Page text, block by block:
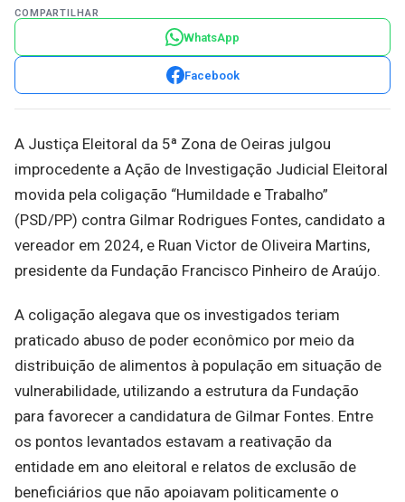
COMPARTILHAR
WhatsApp
Facebook
A Justiça Eleitoral da 5ª Zona de Oeiras julgou
improcedente a Ação de Investigação Judicial Eleitoral
movida pela coligação “Humildade e Trabalho”
(PSD/PP) contra Gilmar Rodrigues Fontes, candidato a
vereador em 2024, e Ruan Victor de Oliveira Martins,
presidente da Fundação Francisco Pinheiro de Araújo.
A coligação alegava que os investigados teriam
praticado abuso de poder econômico por meio da
distribuição de alimentos à população em situação de
vulnerabilidade, utilizando a estrutura da Fundação
para favorecer a candidatura de Gilmar Fontes. Entre
os pontos levantados estavam a reativação da
entidade em ano eleitoral e relatos de exclusão de
beneficiários que não apoiavam politicamente o